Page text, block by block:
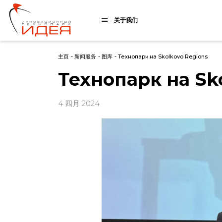
关于我们
主页 - 新闻服务 - 图库 - Технопарк на Skolkovo Regions
Технопарк на
4 四月 2024